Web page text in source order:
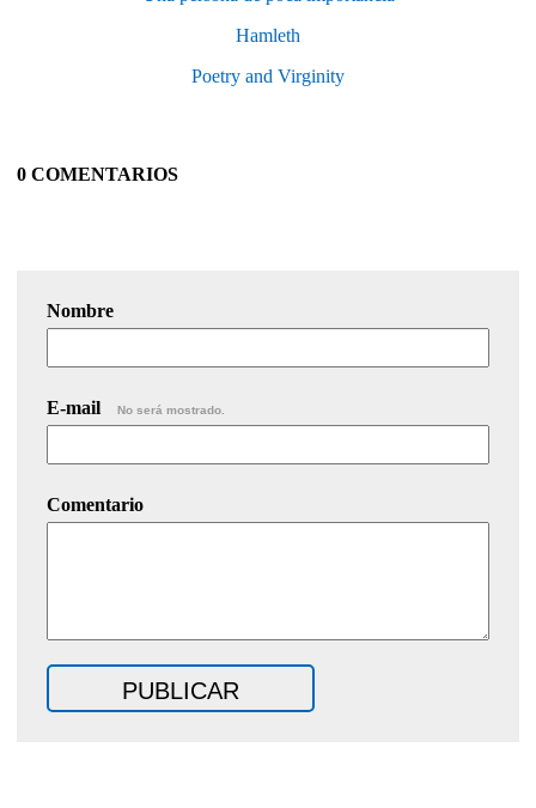
Hamleth
Poetry and Virginity
0 COMENTARIOS
Nombre
E-mail No será mostrado.
Comentario